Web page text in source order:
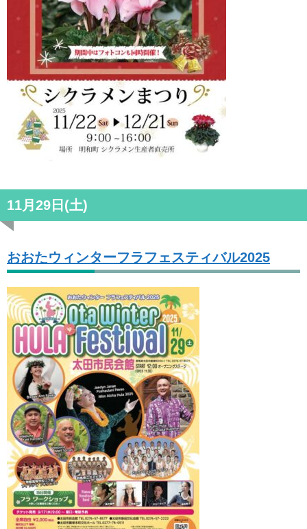
11月29日(土)
おおたウィンターフラフェスティバル2025